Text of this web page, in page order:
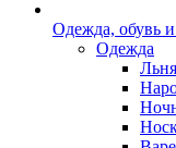
Одежда, обувь
Одежда